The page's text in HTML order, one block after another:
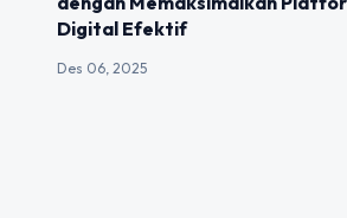
Digital Efektif
Des 06, 2025